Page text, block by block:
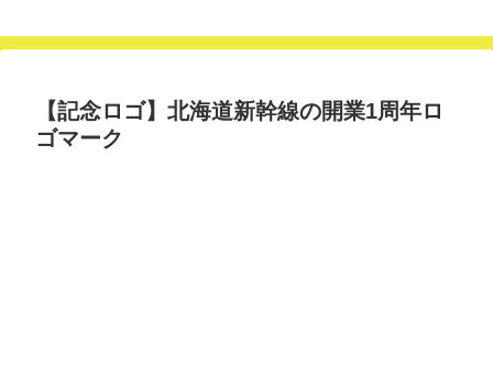
【記念ロゴ】北海道新幹線の開業1周年ロ
ゴマーク